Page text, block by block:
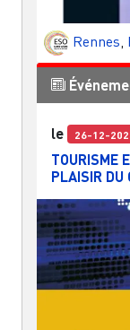
Rennes
le 26-12-
TOURISME
PLAISIR DU